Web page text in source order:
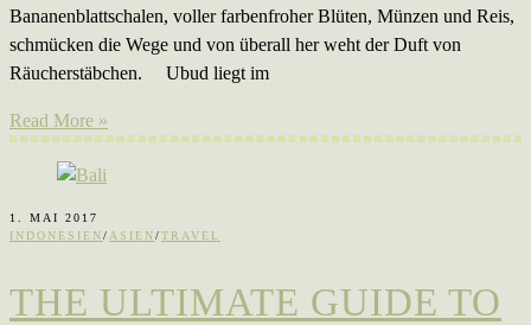
Bananenblattschalen, voller farbenfroher Blüten, Münzen und Reis,
schmücken die Wege und von überall her weht der Duft von
Räucherstäbchen. Ubud liegt im
Read More »
1. MAI 2017
INDONESIEN/ASIEN/TRAVEL
THE ULTIMATE GUIDE TO